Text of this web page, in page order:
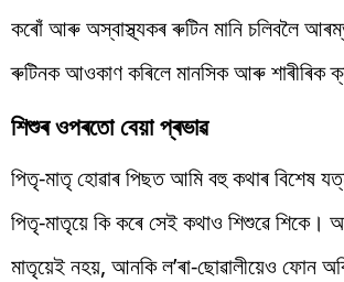
কৰোঁ আৰু অস্বাস্থ্যকৰ ৰুটিন মানি চলিবলৈ
ৰুটিনক আওকাণ কৰিলে মানসিক আৰু শাৰীৰিক
শিশুৰ ওপৰতো বেয়া প্ৰভাৱ
পিতৃ-মাতৃ হোৱাৰ পিছত আমি বহু কথাৰ বিশেষ
পিতৃ-মাতৃয়ে কি কৰে সেই কথাও শিশুৱে শিকে।
মাতৃয়েই নহয়, আনকি ল’ৰা-ছোৱালীয়েও ফোন